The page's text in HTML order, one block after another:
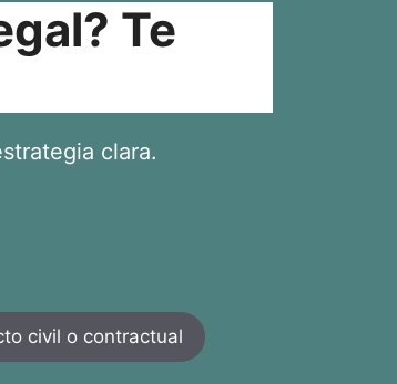
Te
clara.
civil o contractual